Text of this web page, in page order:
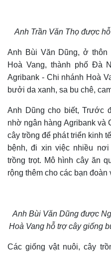
Anh Trần Văn Thọ được
Anh Bùi Văn Dũng, ở thôn
Hoà Vang, thành phố Đà
Agribank - Chi nhánh Hoà
bưởi da xanh, sa bu chê,
Anh Dũng cho biết, Trước
nhờ ngân hàng Agribank và
cây trồng để phát triển kinh
bệnh, đi xin việc nhiều
trồng trọt. Mô hình cây ăn
rộng thêm cho các bạn đoàn
Anh Bùi Văn Dũng được
Hoà Vang hỗ trợ cây giống
Các giống vật nuôi, cây